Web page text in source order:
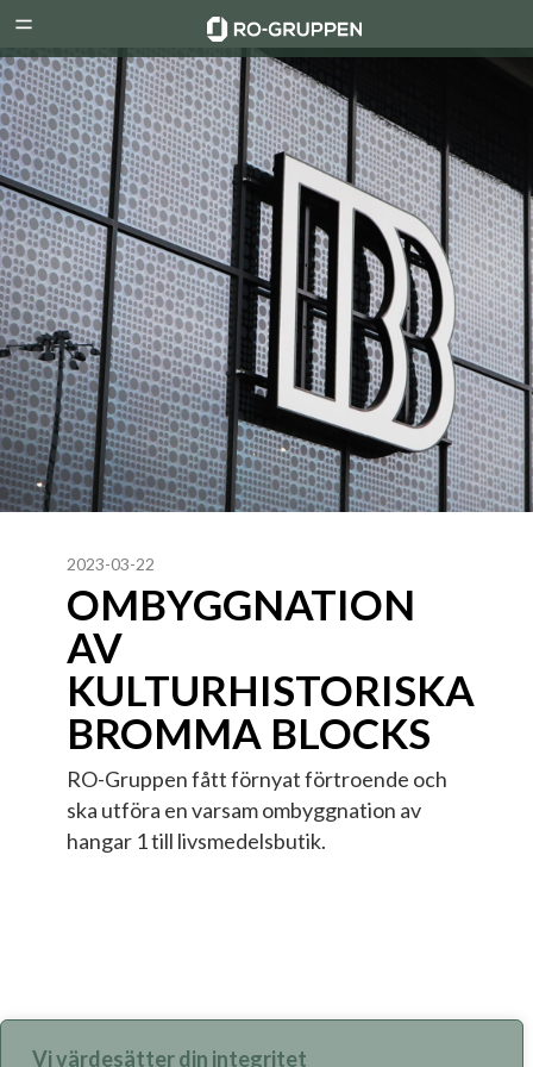
Vi värdesätter din integritet
Menu
Gruppen
2023-03-22
OMBYGGNATION
AV
KULTURHISTORISKA
BROMMA BLOCKS
RO-Gruppen fått förnyat förtroende och
ska utföra en varsam ombyggnation av
hangar 1 till livsmedelsbutik.